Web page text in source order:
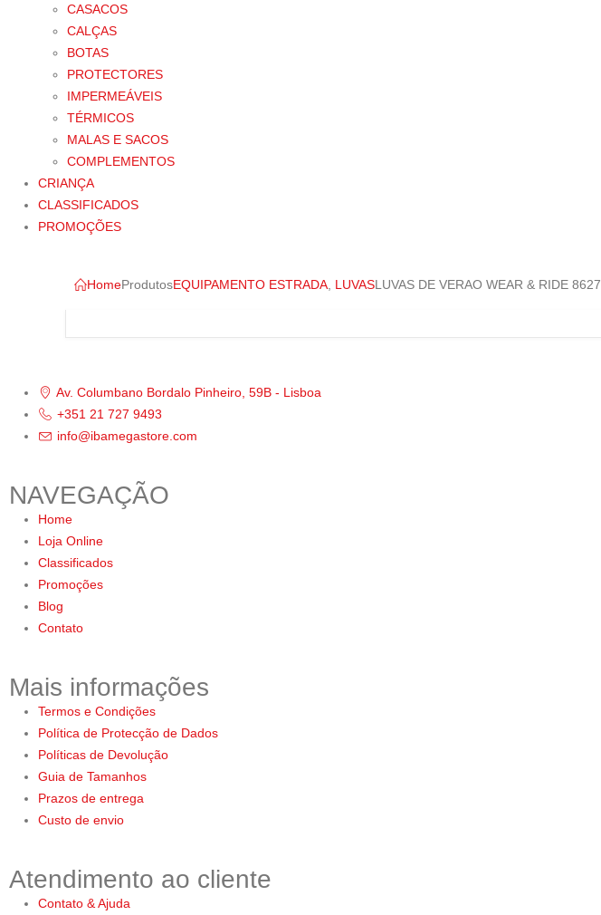
CASACOS
CALÇAS
BOTAS
PROTECTORES
IMPERMEÁVEIS
TÉRMICOS
MALAS E SACOS
COMPLEMENTOS
CRIANÇA
CLASSIFICADOS
PROMOÇÕES
HomeProdutosEQUIPAMENTO ESTRADA LUVASLUVAS DE VERAO WEAR & RIDE 8627
Av. Columbano Bordalo Pinheiro, 59B - Lisboa
+351 21 727 9493
info@ibamegastore.com
NAVEGAÇÃO
Home
Loja Online
Classificados
Promoções
Blog
Contato
Mais informações
Termos e Condições
Política de Protecção de Dados
Políticas de Devolução
Guia de Tamanhos
Prazos de entrega
Custo de envio
Atendimento ao cliente
Contato & Ajuda